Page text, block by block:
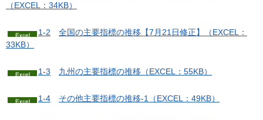
（EXCEL：34KB）
1-2 全国の主要指標の推移【7月21日修正】（EXCEL：
33KB）
1-3 九州の主要指標の推移（EXCEL：55KB）
1-4 その他主要指標の推移-1（EXCEL：49KB）